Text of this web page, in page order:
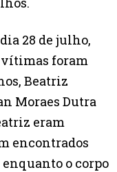
28 de julho,
vítimas foram
Beatriz
Moraes Dutra
eram
encontrados
enquanto o corpo